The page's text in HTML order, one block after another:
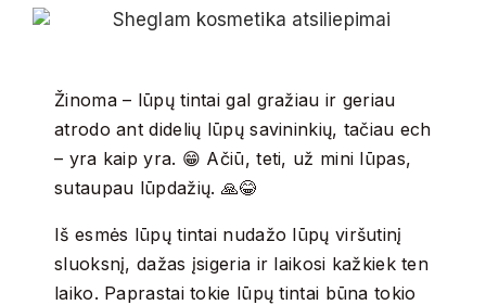
Žinoma – lūpų tintai gal gražiau ir geriau
atrodo ant didelių lūpų savininkių, tačiau ech
– yra kaip yra. 😁 Ačiū, teti, už mini lūpas,
sutaupau lūpdažių. 🙏😂
Iš esmės lūpų tintai nudažo lūpų viršutinį
sluoksnį, dažas įsigeria ir laikosi kažkiek ten
laiko. Paprastai tokie lūpų tintai būna tokio